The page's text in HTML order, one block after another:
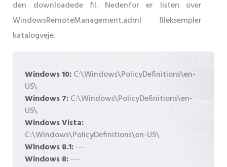
den downloadede fil. Nedenfor er listen over
WindowsRemoteManagement.adml fileksempler
katalogveje.
Windows 10:C:\Windows\PolicyDefinitions\en-
US\
Windows 7:C:\Windows\PolicyDefinitions\en-
US\
Windows Vista:
C:\Windows\PolicyDefinitions\en-US\
Windows 8.1:---
Windows 8:---